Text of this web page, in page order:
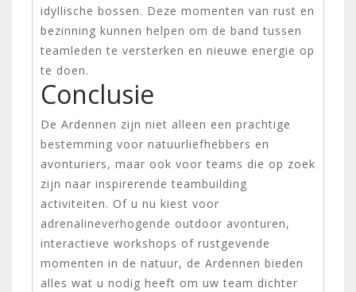
idyllische bossen. Deze momenten van rust en
bezinning kunnen helpen om de band tussen
teamleden te versterken en nieuwe energie op
te doen.
Conclusie
De Ardennen zijn niet alleen een prachtige
bestemming voor natuurliefhebbers en
avonturiers, maar ook voor teams die op zoek
zijn naar inspirerende teambuilding
activiteiten. Of u nu kiest voor
adrenalineverhogende outdoor avonturen,
interactieve workshops of rustgevende
momenten in de natuur, de Ardennen bieden
alles wat u nodig heeft om uw team dichter